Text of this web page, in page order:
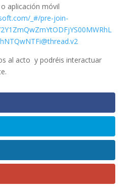
aplicación móvil
_#/pre-join-
al acto y podréis interactuar